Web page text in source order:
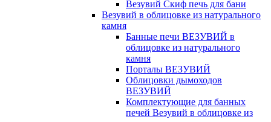
Везувий Скиф печь для бани
Везувий в облицовке из натурального
камня
Банные печи ВЕЗУВИЙ в
облицовке из натурального
камня
Порталы ВЕЗУВИЙ
Облицовки дымоходов
ВЕЗУВИЙ
Комплектующие для банных
печей Везувий в облицовке из